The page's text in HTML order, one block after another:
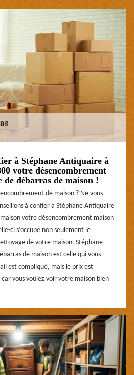
à Stéphane Antiquaire à
votre désencombrement
de débarras de maison !
de maison ? Ne vous
à confier à Stéphane Antiquaire
votre désencombrement maison
ci s’occupe non seulement le
de votre maison. Stéphane
de maison est celle qui vous
est compliqué, mais le prix est
vous voulez voir votre maison bien